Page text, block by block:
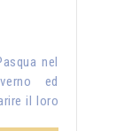
nel
ed
il loro